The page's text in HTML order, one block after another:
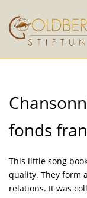
fonds
This little song
quality. They form
relations. It was